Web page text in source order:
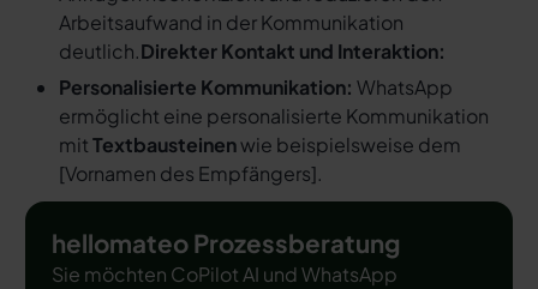
Arbeitsaufwand in der Kommunikation
deutlich.Direkter Kontakt und Interaktion:
Personalisierte Kommunikation: WhatsApp
ermöglicht eine personalisierte Kommunikation
mitTextbausteinenwie beispielsweise dem
[Vornamen des Empfängers].
hellomateo Prozessberatung
Sie möchten CoPilot AI und WhatsApp